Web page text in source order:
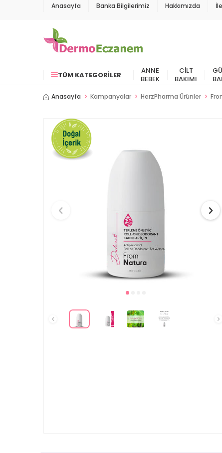
Anasayfa Banka Bilgilerimiz Hakkımızda
TÜM KATEGORILER
ANNE
BEBEK
CILT
BAKIMI
Anasayfa Kampanyalar HerzPharma Ürünler